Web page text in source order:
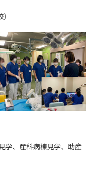
学、産科病棟見学、助産